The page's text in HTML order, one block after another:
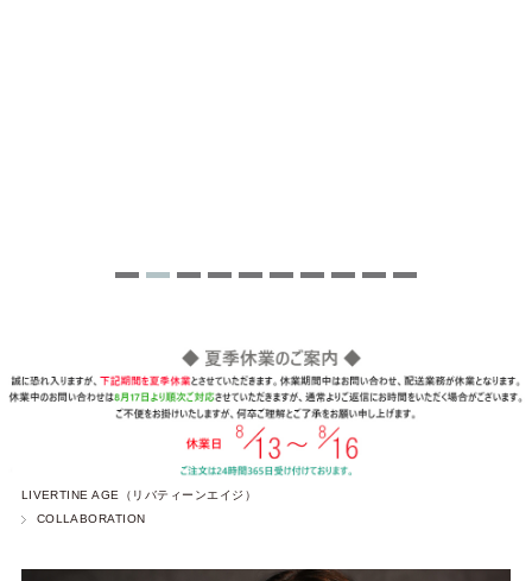
LIVERTINE AGE（リバティーンエイジ）
COLLABORATION